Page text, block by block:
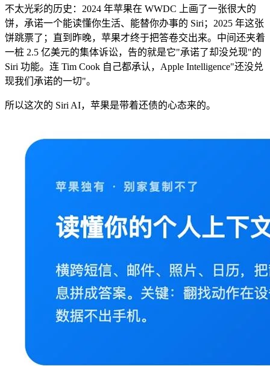
不太光彩的历史：2024 年苹果在 WWDC 上画了一张很大的
饼，承诺一个能读懂你生活、能替你办事的 Siri；2025 年这张
饼跳票了；直到昨晚，苹果才终于把答卷交出来。中间还夹着
一桩 2.5 亿美元的集体诉讼，告的就是它"承诺了却没兑现"的
Siri 功能。连 Tim Cook 自己都承认，Apple Intelligence"还没兑
现我们承诺的一切"。
所以这次的 Siri AI，苹果是带着还债的心态来的。